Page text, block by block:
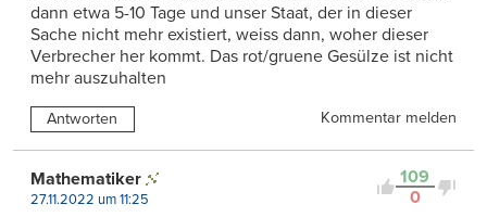
dann etwa 5-10 Tage und unser Staat, der in dieser
Sache nicht mehr existiert, weiss dann, woher dieser
Verbrecher her kommt. Das rot/gruene Gesülze ist nicht
mehr auszuhalten
Antworten Kommentar melden
109
0
Mathematiker
27.11.2022 um 11:25